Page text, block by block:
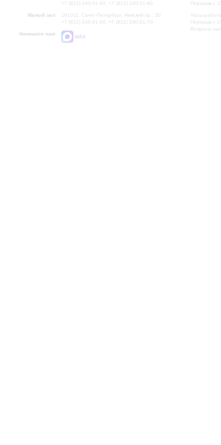
+7 (812) 240-01-00, +7 (812) 240-01-80
Малый зал:
191011, Санкт-Петербург, Невский пр., 30
+7 (812) 240-01-00, +7 (812) 240-01-70
Напишите нам:
MAX
Перерыв с
Часы
Перерыв с
Вопросы